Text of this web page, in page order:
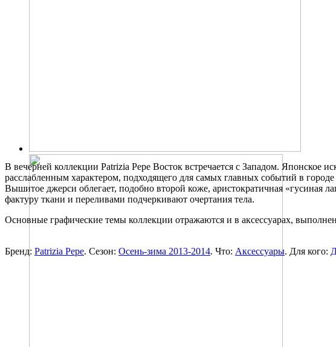
В вечерней коллекции Patrizia Pepe Восток встречается с Западом. Японское
расслабленным характером, подходящего для самых главных событий в
Вышитое джерси облегает, подобно второй коже, аристократичная
фактуру ткани и переливами подчеркивают очертания тела.
Основные графические темы коллекции отражаются и в аксессуарах,
Бренд: Patrizia Pepe. Сезон: Осень-зима 2013-2014. Что: Аксессуары. Для кого: